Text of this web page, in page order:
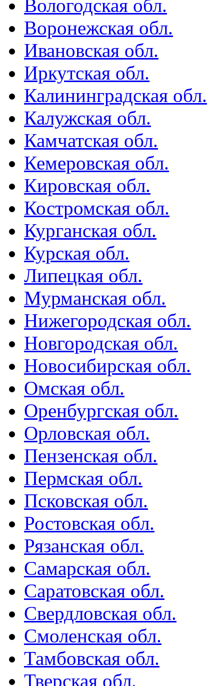
Вологодская обл.
Воронежская обл.
Ивановская обл.
Иркутская обл.
Калининградская обл.
Калужская обл.
Камчатская обл.
Кемеровская обл.
Кировская обл.
Костромская обл.
Курганская обл.
Курская обл.
Липецкая обл.
Мурманская обл.
Нижегородская обл.
Новгородская обл.
Новосибирская обл.
Омская обл.
Оренбургская обл.
Орловская обл.
Пензенская обл.
Пермская обл.
Псковская обл.
Ростовская обл.
Рязанская обл.
Самарская обл.
Саратовская обл.
Свердловская обл.
Смоленская обл.
Тамбовская обл.
Тверская обл.